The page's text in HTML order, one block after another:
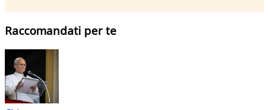
Raccomandati per te